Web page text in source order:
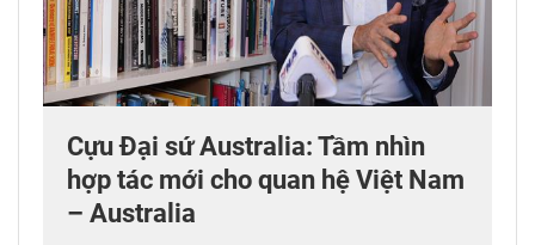
Cựu Đại sứ Australia: Tầm nhìn
hợp tác mới cho quan hệ Việt Nam
– Australia